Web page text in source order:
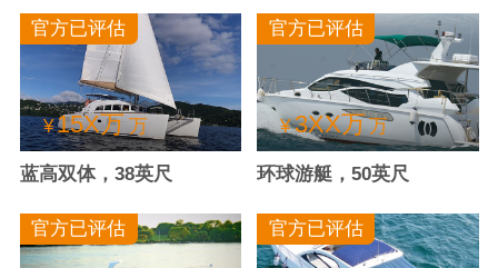
官方已评估
¥15X万 万
蓝高双体，38英尺
官方已评估
¥3XX万万
环球游艇，50英尺
官方已评估 官方已评估